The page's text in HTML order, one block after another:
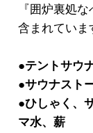
『囲炉裏処
含まれていま
●テントサウ
●サウナスト
●ひしゃく、
マ水、薪